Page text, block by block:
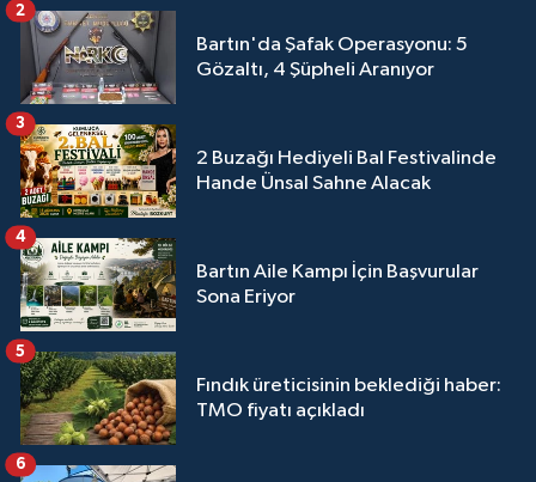
Bartın'da Şafak Operasyonu: 5
Gözaltı, 4 Şüpheli Aranıyor
2
2 Buzağı Hediyeli Bal Festivalinde
Hande Ünsal Sahne Alacak
3
Bartın Aile Kampı İçin Başvurular
Sona Eriyor
4
Fındık üreticisinin beklediği haber:
TMO fiyatı açıkladı
5
6